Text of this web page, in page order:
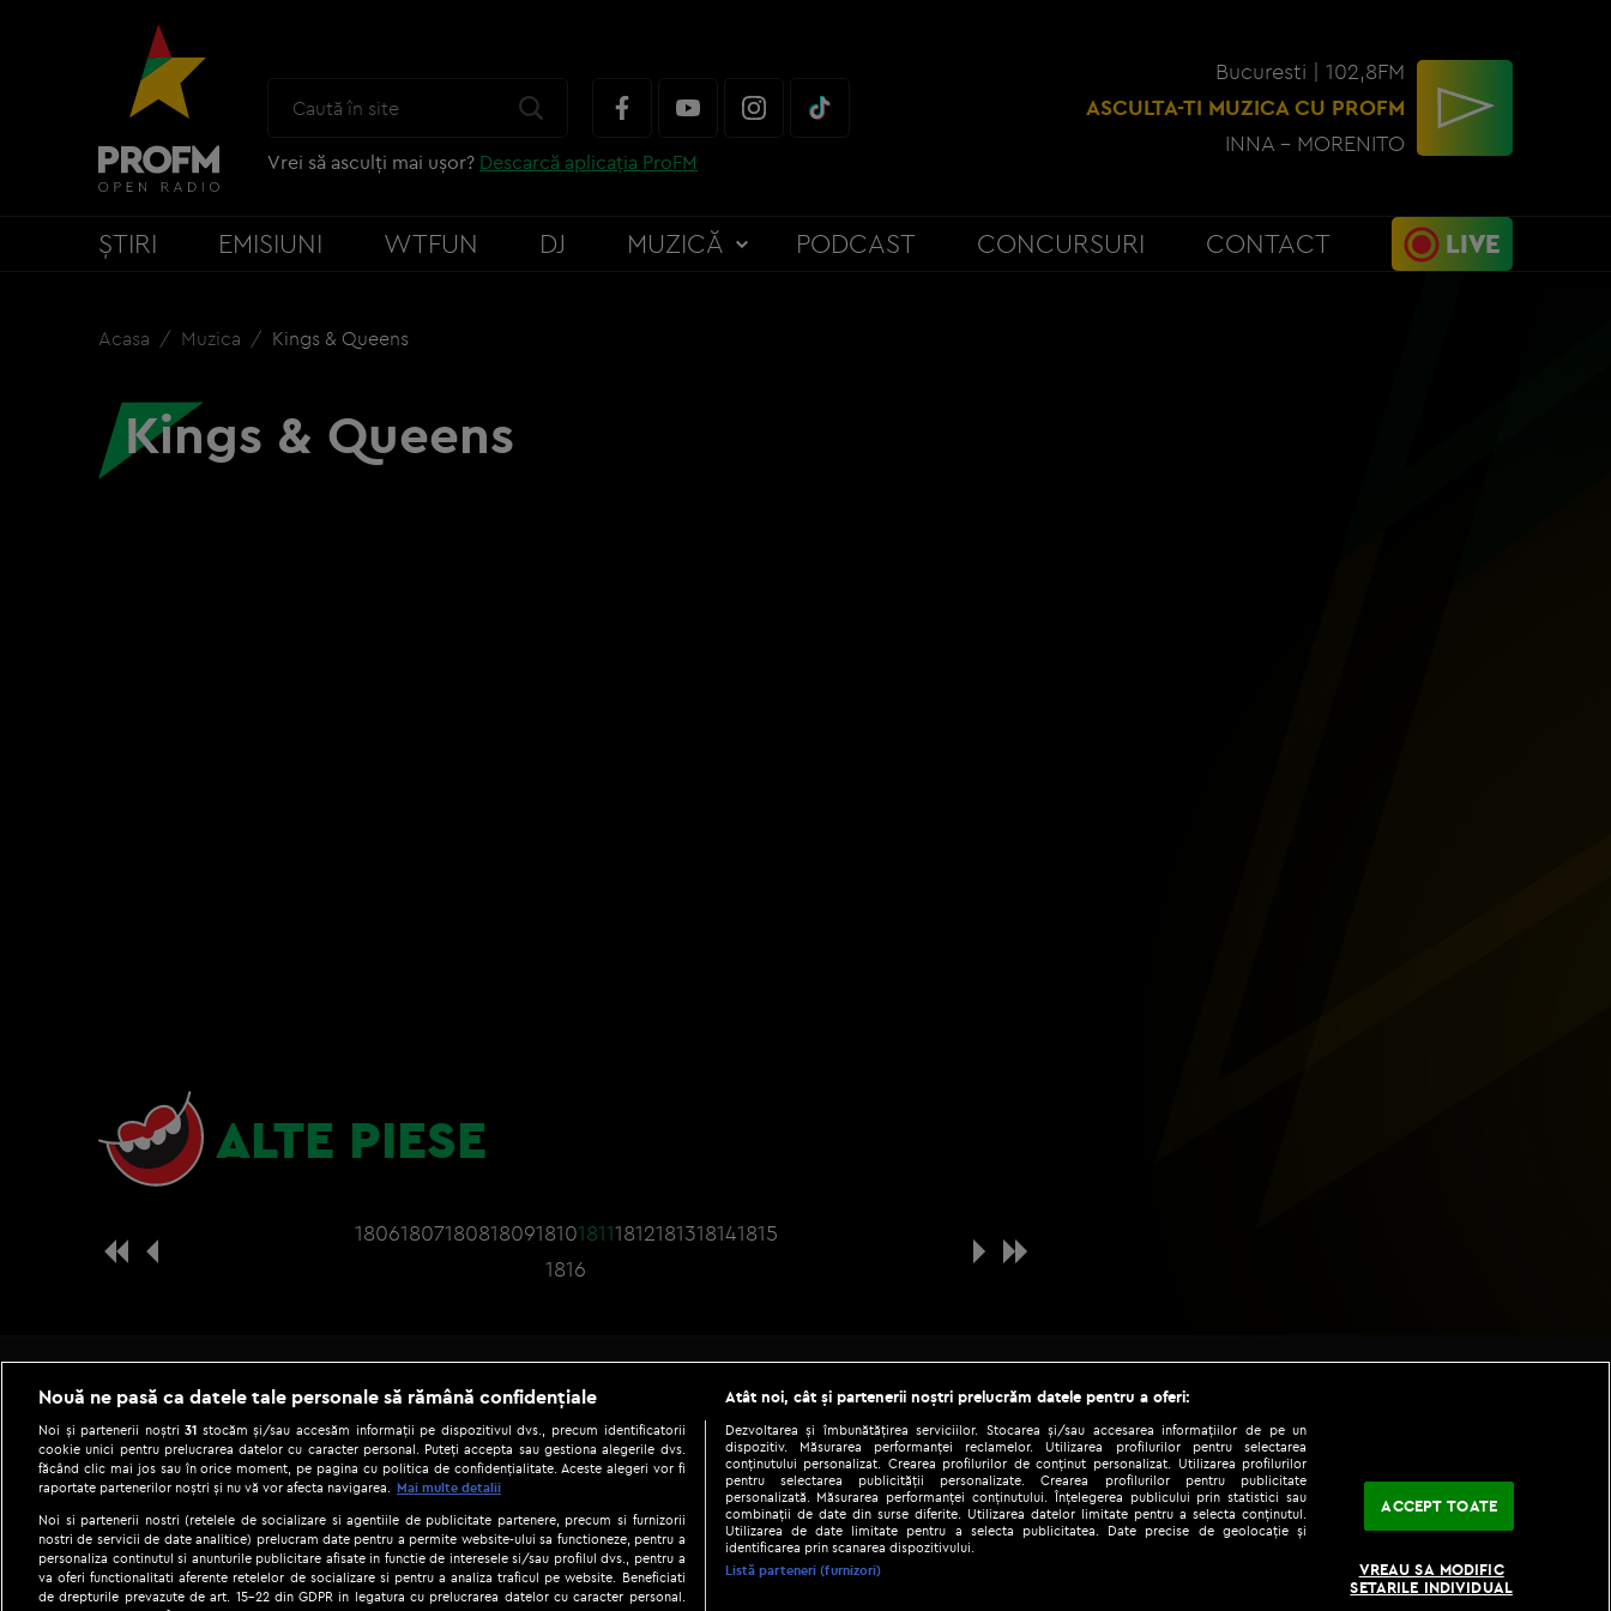
Vrei să asculți mai ușor? Descarcă aplicația ProFM
Bucuresti | 102,8FM
ASCULTA-TI MUZICA CU PROFM
INNA - MORENITO
ȘTIRI EMISIUNI WTFUN DJ MUZICĂ PODCAST CONCURSURI CONTACT LIVE
Acasa Muzica Kings & Queens
Kings & Queens
ALTE PIESE
1806180718081809181018111812181318141815
1816
Be social
Copyright © 2026 / DIGI ROMANIA S.A.
Gestionați preferințele|Termeni și condiții|Politica de confidențialitate|
Nouă ne pasă ca datele tale personale să rămână confidențiale
Noi și partenerii noștri31 stocăm și/sau accesăm informații pe dispozitivul dvs., precum identificatorii
cookie unici pentru prelucrarea datelor cu caracter personal. Puteți accepta sau gestiona alegerile dvs.
făcând clic mai jos sau în orice moment, pe pagina cu politica de confidențialitate. Aceste alegeri vor fi
raportate partenerilor noștri și nu vă vor afecta navigarea.
Mai multe detalii
Noi si partenerii nostri (retelele de socializare si agentiile de publicitate partenere, precum si furnizorii
nostri de servicii de date analitice) prelucram date pentru a permite website-ului sa functioneze, pentru a
personaliza continutul si anunturile publicitare afisate in functie de interesele si/sau profilul dvs., pentru a
va oferi functionalitati aferente retelelor de socializare si pentru a analiza traficul pe website. Beneficiati
de drepturile prevazute de art. 15-22 din GDPR in legatura cu prelucrarea datelor cu caracter personal.
Atât noi, cât și partenerii noștri prelucrăm datele pentru a oferi:
Dezvoltarea și îmbunătățirea serviciilor. Stocarea și/sau accesarea informațiilor de pe un
dispozitiv. Măsurarea performanței reclamelor. Utilizarea profilurilor pentru selectarea
conținutului personalizat. Crearea profilurilor de conținut personalizat. Utilizarea profilurilor
pentru selectarea publicității personalizate. Crearea profilurilor pentru publicitate
personalizată. Măsurarea performanței conținutului. Înțelegerea publicului prin statistici sau
combinații de date din surse diferite. Utilizarea datelor limitate pentru a selecta conținutul.
Utilizarea de date limitate pentru a selecta publicitatea. Date precise de geolocație și
identificarea prin scanarea dispozitivului.
Listă parteneri (furnizori)
ACCEPT TOATE
VREAU SA MODIFIC
SETARILE INDIVIDUAL